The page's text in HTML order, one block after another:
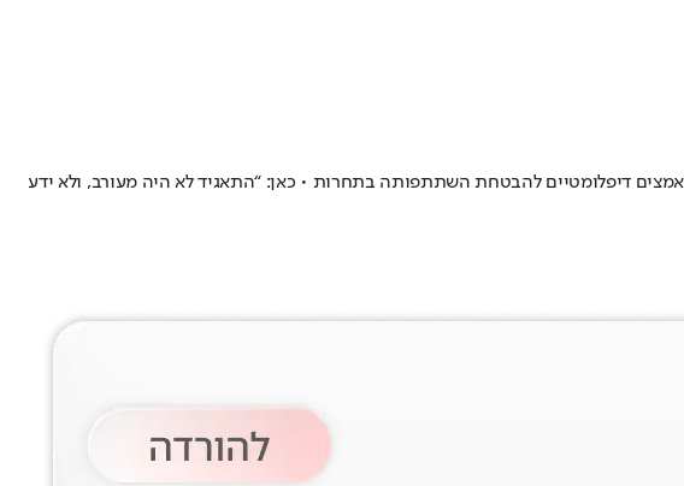
יורק טיימס” טוענת כי ישראל השקיעה כמיליון דולר בקמפיין ממומן לעידוד הצבעה באירוויזיון 2025, לצד מאמצים דיפלומטיים להבטחת השתתפותה בתחרות • כאן: “התאגיד לא היה מעורב, ולא ידע